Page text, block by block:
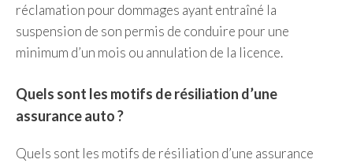
réclamation pour dommages ayant entraîné la
suspension de son permis de conduire pour une
minimum d’un mois ou annulation de la licence.
Quels sont les motifs de résiliation d’une
assurance auto ?
Quels sont les motifs de résiliation d’une assurance